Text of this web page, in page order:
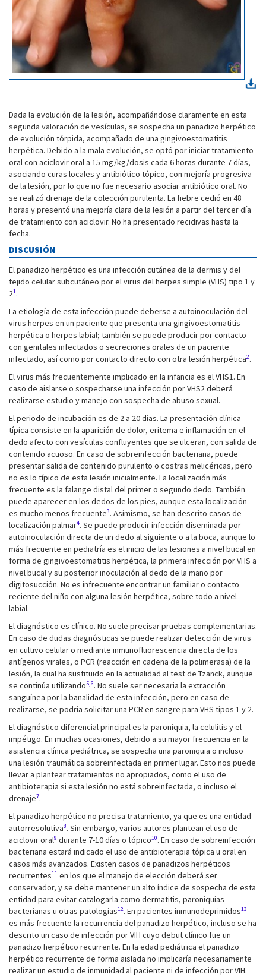
Dada la evolución de la lesión, acompañándose claramente en esta
segunda valoración de vesículas, se sospecha un panadizo herpético
de evolución tórpida, acompañado de una gingivoestomatitis
herpética. Debido a la mala evolución, se optó por iniciar tratamiento
oral con aciclovir oral a 15 mg/kg/dosis cada 6 horas durante 7 días,
asociando curas locales y antibiótico tópico, con mejoría progresiva
de la lesión, por lo que no fue necesario asociar antibiótico oral. No
se realizó drenaje de la colección purulenta. La fiebre cedió en 48
horas y presentó una mejoría clara de la lesión a partir del tercer día
de tratamiento con aciclovir. No ha presentado recidivas hasta la
fecha.
DISCUSIÓN
El panadizo herpético es una infección cutánea de la dermis y del
tejido celular subcutáneo por el virus del herpes simple (VHS) tipo 1 y
21.
La etiología de esta infección puede deberse a autoinoculación del
virus herpes en un paciente que presenta una gingivoestomatitis
herpética o herpes labial; también se puede producir por contacto
con genitales infectados o secreciones orales de un paciente
infectado, así como por contacto directo con otra lesión herpética2.
El virus más frecuentemente implicado en la infancia es el VHS1. En
caso de aislarse o sospecharse una infección por VHS2 deberá
realizarse estudio y manejo con sospecha de abuso sexual.
El periodo de incubación es de 2 a 20 días. La presentación clínica
típica consiste en la aparición de dolor, eritema e inflamación en el
dedo afecto con vesículas confluyentes que se ulceran, con salida de
contenido acuoso. En caso de sobreinfección bacteriana, puede
presentar salida de contenido purulento o costras melicéricas, pero
no es lo típico de esta lesión inicialmente. La localización más
frecuente es la falange distal del primer o segundo dedo. También
puede aparecer en los dedos de los pies, aunque esta localización
es mucho menos frecuente3. Asimismo, se han descrito casos de
localización palmar4. Se puede producir infección diseminada por
autoinoculación directa de un dedo al siguiente o a la boca, aunque lo
más frecuente en pediatría es el inicio de las lesiones a nivel bucal en
forma de gingivoestomatitis herpética, la primera infección por VHS a
nivel bucal y su posterior inoculación al dedo de la mano por
digitosucción. No es infrecuente encontrar un familiar o contacto
reciente del niño con alguna lesión herpética, sobre todo a nivel
labial.
El diagnóstico es clínico. No suele precisar pruebas complementarias.
En caso de dudas diagnósticas se puede realizar detección de virus
en cultivo celular o mediante inmunofluorescencia directa de los
antígenos virales, o PCR (reacción en cadena de la polimerasa) de la
lesión, la cual ha sustituido en la actualidad al test de Tzanck, aunque
se continúa utilizando5,6. No suele ser necesaria la extracción
sanguínea por la banalidad de esta infección, pero en caso de
realizarse, se podría solicitar una PCR en sangre para VHS tipos 1 y 2.
El diagnóstico diferencial principal es la paroniquia, la celulitis y el
impétigo. En muchas ocasiones, debido a su mayor frecuencia en la
asistencia clínica pediátrica, se sospecha una paroniquia o incluso
una lesión traumática sobreinfectada en primer lugar. Esto nos puede
llevar a plantear tratamientos no apropiados, como el uso de
antibioterapia si esta lesión no está sobreinfectada, o incluso el
drenaje7.
El panadizo herpético no precisa tratamiento, ya que es una entidad
autorresolutiva8. Sin embargo, varios autores plantean el uso de
aciclovir oral9 durante 7-10 días o tópico10. En caso de sobreinfección
bacteriana estará indicado el uso de antibioterapia tópica u oral en
casos más avanzados. Existen casos de panadizos herpéticos
recurrentes11 en los que el manejo de elección deberá ser
conservador, y se debe mantener un alto índice de sospecha de esta
entidad para evitar catalogarla como dermatitis, paroniquias
bacterianas u otras patologías12. En pacientes inmunodeprimidos13
es más frecuente la recurrencia del panadizo herpético, incluso se ha
descrito un caso de infección por VIH cuyo debut clínico fue un
panadizo herpético recurrente. En la edad pediátrica el panadizo
herpético recurrente de forma aislada no implicaría necesariamente
realizar un estudio de inmunidad al paciente ni de infección por VIH.